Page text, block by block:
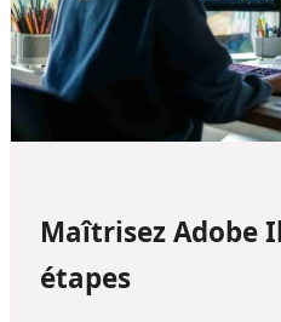
Maîtrisez Adobe
étapes